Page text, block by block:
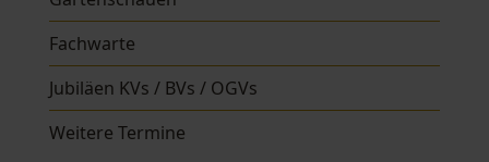
Fachwarte
Jubiläen KVs / BVs / OGVs
Weitere Termine